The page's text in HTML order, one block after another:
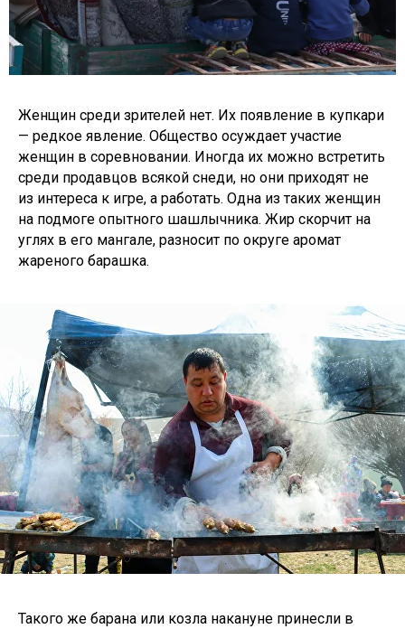
Женщин среди зрителей нет. Их появление в купкари
— редкое явление. Общество осуждает участие
женщин в соревновании. Иногда их можно встретить
среди продавцов всякой снеди, но они приходят не
из интереса к игре, а работать. Одна из таких женщин
на подмоге опытного шашлычника. Жир скорчит на
углях в его мангале, разносит по округе аромат
жареного барашка.
Такого же барана или козла накануне принесли в